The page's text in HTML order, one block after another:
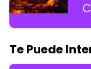
Te Puede